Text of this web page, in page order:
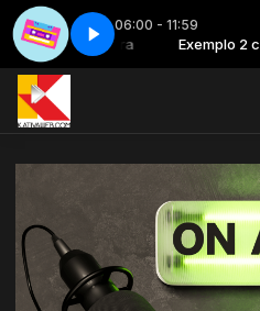
06:00 - 11:59
de locutora Exemplo 2
Nostalgia 90 -